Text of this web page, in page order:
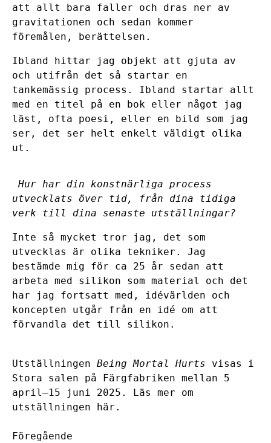
att allt bara faller och dras ner av
gravitationen och sedan kommer
föremålen, berättelsen.
Ibland hittar jag objekt att gjuta av
och utifrån det så startar en
tankemässig process. Ibland startar allt
med en titel på en bok eller något jag
läst, ofta poesi, eller en bild som jag
ser, det ser helt enkelt väldigt olika
ut.
Hur har din konstnärliga process
utvecklats över tid, från dina tidiga
verk till dina senaste utställningar?
Inte så mycket tror jag, det som
utvecklas är olika tekniker. Jag
bestämde mig för ca 25 år sedan att
arbeta med silikon som material och det
har jag fortsatt med, idévärlden och
koncepten utgår från en idé om att
förvandla det till silikon.
Utställningen Being Mortal Hurts visas i
Stora salen på Färgfabriken mellan 5
april–15 juni 2025. Läs mer om
utställningen
här .
Föregående